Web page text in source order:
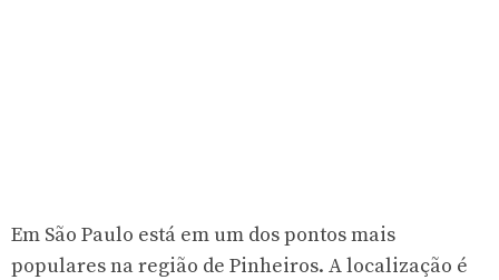
Em São Paulo está em um dos pontos mais
populares na região de Pinheiros. A localização é